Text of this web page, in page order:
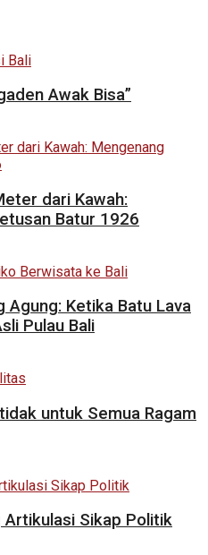
Awak Bisa”
dari Kawah:
Batur 1926
Agung: Ketika Batu Lava
Pulau Bali
untuk Semua Ragam
Artikulasi Sikap Politik